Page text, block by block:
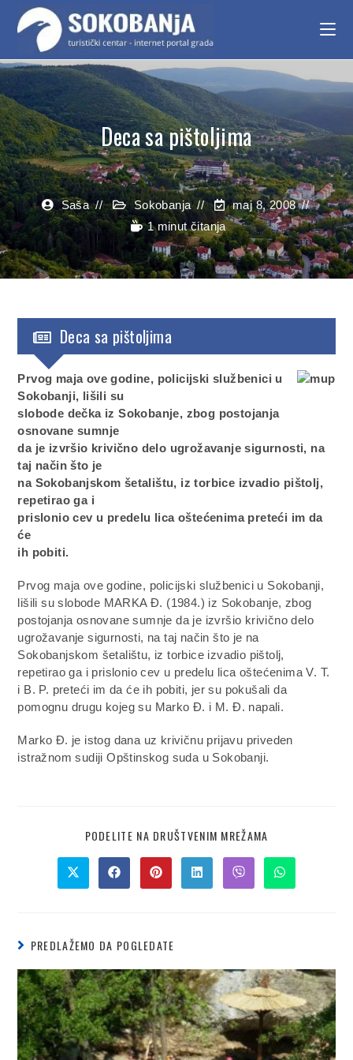
Deca sa pištoljima
Saša Sokobanja
maj 8, 2008
1 minut čitanja
Deca sa pištoljima
Prvog maja ove godine, policijski službenici u
Sokobanji, lišili su
slobode dečka iz Sokobanje, zbog postojanja
osnovane sumnje
da je izvršio krivično delo ugrožavanje sigurnosti, na
taj način što je
na Sokobanjskom šetalištu, iz torbice izvadio pištolj,
repetirao ga i
prislonio cev u predelu lica oštećenima preteći im da
će
ih pobiti.
Prvog maja ove godine, policijski službenici u Sokobanji,
lišili su slobode MARKA Ð. (1984.) iz Sokobanje, zbog
postojanja osnovane sumnje da je izvršio krivično delo
ugrožavanje sigurnosti, na taj način što je na
Sokobanjskom šetalištu, iz torbice izvadio pištolj,
repetirao ga i prislonio cev u predelu lica oštećenima V. T.
i B. P. preteći im da će ih pobiti, jer su pokušali da
pomognu drugu kojeg su Marko Ð. i M. Ð. napali.
Marko Ð. je istog dana uz krivičnu prijavu priveden
istražnom sudiji Opštinskog suda u Sokobanji.
PODELITE NA DRUŠTVENIM MREŽAMA
PREDLAŽEMO DA POGLEDATE